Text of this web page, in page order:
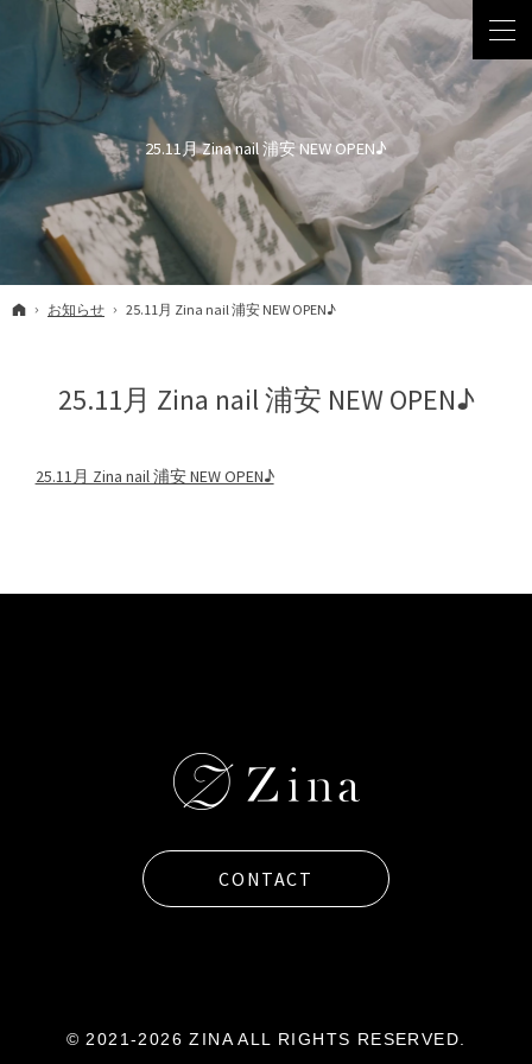
25.11月 Zina nail 浦安 NEW OPEN♪
ホーム
お知らせ 25.11月 Zina nail 浦安 NEW OPEN♪
25.11月 Zina nail 浦安 NEW OPEN♪
25.11月 Zina nail 浦安 NEW OPEN♪
© 2021-2026 ZINA ALL RIGHTS RESERVED.
CONTACT